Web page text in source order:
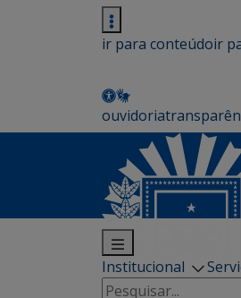
ir para conteúdoir
ouvidoria
Institucional
Pesquisar